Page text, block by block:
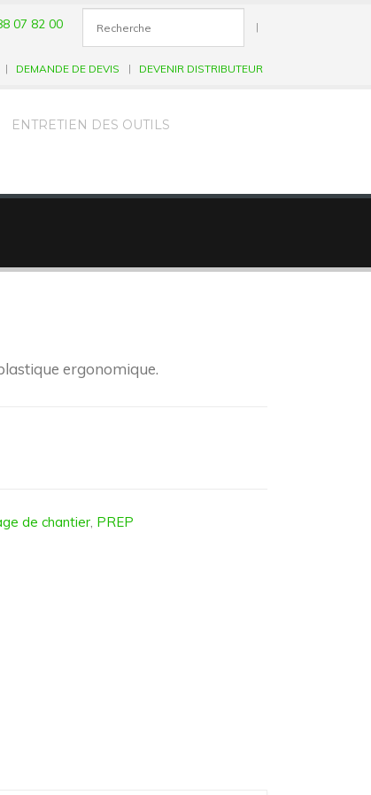
07 82 00 |
DEMANDE DE DEVIS DEVENIR DISTRIBUTEUR
ENTRETIEN DES OUTILS
ergonomique.
de chantier, PREP